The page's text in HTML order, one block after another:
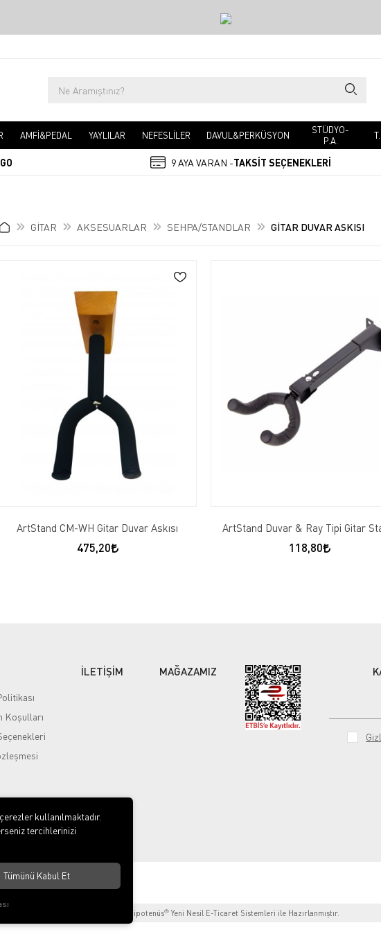
AMFİ&PEDAL YAYLILAR NEFESLİLER DAVUL&PERKÜSYON
STÜDYO-
P.A.
9 AYA VARAN -TAKSİT SEÇENEKLERİ
GİTAR AKSESUARLAR SEHPA/STANDLAR GİTAR DUVAR ASKISI
ArtStand CM-WH Gitar Duvar Askısı
475,20
ArtStand Duvar & Ray Tipi Gitar
118,80
Koşulları
İLETİŞİM MAĞAZAMIZ
Hipotenüs® Yeni Nesil E-Ticaret Sistemleri ile Hazırlanmıştır.
kullanılmaktadır.
tercihlerinizi
Tümünü Kabul Et